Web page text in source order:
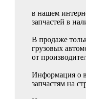
в нашем
запчастей в
В продаже
грузовых
от
Информация о
запчастям на